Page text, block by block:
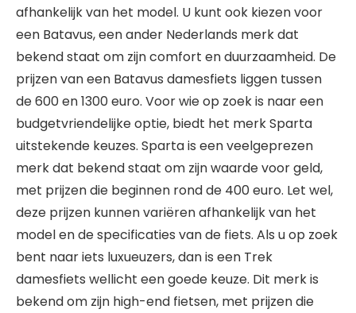
afhankelijk van het model. U kunt ook kiezen voor
een Batavus, een ander Nederlands merk dat
bekend staat om zijn comfort en duurzaamheid. De
prijzen van een Batavus damesfiets liggen tussen
de 600 en 1300 euro. Voor wie op zoek is naar een
budgetvriendelijke optie, biedt het merk Sparta
uitstekende keuzes. Sparta is een veelgeprezen
merk dat bekend staat om zijn waarde voor geld,
met prijzen die beginnen rond de 400 euro. Let wel,
deze prijzen kunnen variëren afhankelijk van het
model en de specificaties van de fiets. Als u op zoek
bent naar iets luxueuzers, dan is een Trek
damesfiets wellicht een goede keuze. Dit merk is
bekend om zijn high-end fietsen, met prijzen die